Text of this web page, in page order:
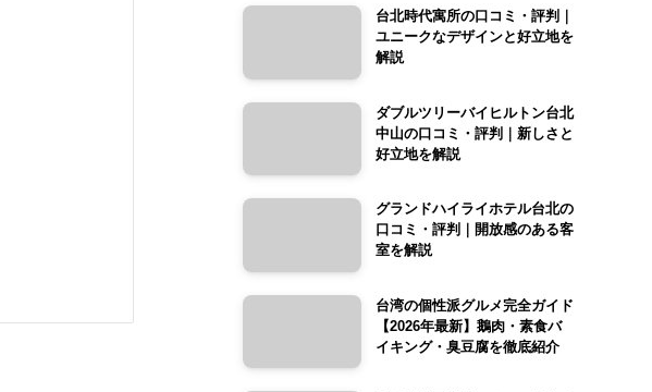
台北時代寓所の口コミ・評判｜
ユニークなデザインと好立地を
解説
ダブルツリーバイヒルトン台北
中山の口コミ・評判｜新しさと
好立地を解説
グランドハイライホテル台北の
口コミ・評判｜開放感のある客
室を解説
台湾の個性派グルメ完全ガイド
【2026年最新】鵝肉・素食バ
イキング・臭豆腐を徹底紹介